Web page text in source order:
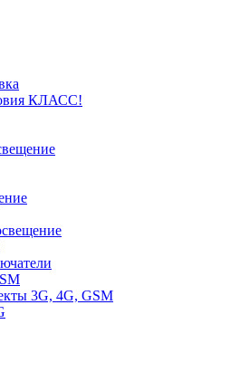
КЛАСС!
3G, 4G, GSM